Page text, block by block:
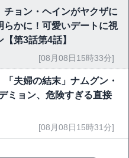
チョン・ヘインがヤクザに
らかに！可愛いデートに視
第3話第4話】
[08月08日15時33分]
「夫婦の結末」ナムグン・
ミョン、危険すぎる直接
[08月08日15時31分]